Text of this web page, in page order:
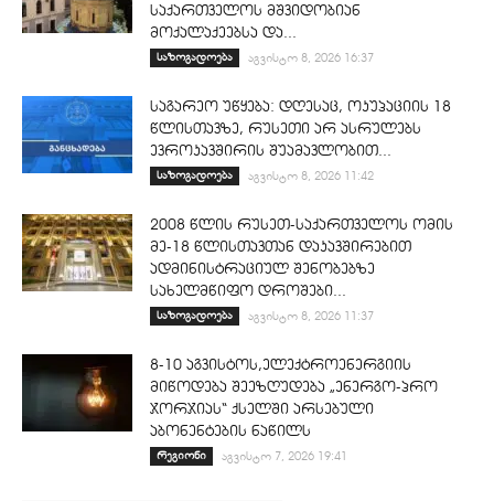
საქართველოს მშვიდობიან
მოქალაქეებსა და...
საზოგადოება აგვისტო 8, 2026 16:37
საგარეო უწყება: დღესაც, ოკუპაციის 18
წლისთავზე, რუსეთი არ ასრულებს
ევროკავშირის შუამავლობით...
საზოგადოება აგვისტო 8, 2026 11:42
2008 წლის რუსეთ-საქართველოს ომის
მე-18 წლისთავთან დაკავშირებით
ადმინისტრაციულ შენობებზე
სახელმწიფო დროშები...
საზოგადოება აგვისტო 8, 2026 11:37
8-10 აგვისტოს,ელექტროენერგიის
მიწოდება შეეზღუდება „ენერგო-პრო
ჯორჯიას“ ქსელში არსებული
აბონენტების ნაწილს
რეგიონი აგვისტო 7, 2026 19:41